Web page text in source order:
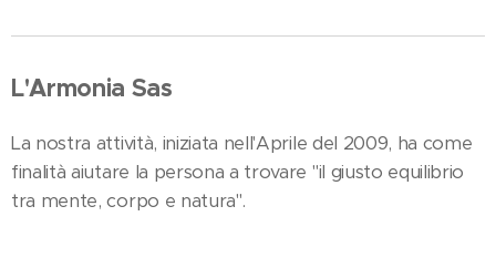
L'Armonia Sas
La nostra attività, iniziata nell'Aprile del 2009, ha come
finalità aiutare la persona a trovare "il giusto equilibrio
tra mente, corpo e natura".